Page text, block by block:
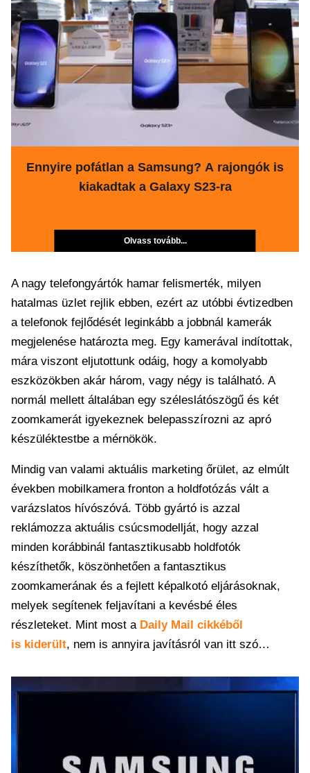
Ennyire pofátlan a Samsung? A rajongók is
kiakadtak a Galaxy S23-ra
Olvass tovább...
A nagy telefongyártók hamar felismerték, milyen
hatalmas üzlet rejlik ebben, ezért az utóbbi évtizedben
a telefonok fejlődését leginkább a jobbnál kamerák
megjelenése határozta meg. Egy kamerával indítottak,
mára viszont eljutottunk odáig, hogy a komolyabb
eszközökben akár három, vagy négy is található. A
normál mellett általában egy széleslátószögű és két
zoomkamerát igyekeznek belepasszírozni az apró
készüléktestbe a mérnökök.
Mindig van valami aktuális marketing őrület, az elmúlt
években mobilkamera fronton a holdfotózás vált a
varázslatos hívószóvá. Több gyártó is azzal
reklámozza aktuális csúcsmodellját, hogy azzal
minden korábbinál fantasztikusabb holdfotók
készíthetők, köszönhetően a fantasztikus
zoomkamerának és a fejlett képalkotó eljárásoknak,
melyek segítenek feljavítani a kevésbé éles
részleteket. Mint most a Daily Mail cikkéből
is kiderült, nem is annyira javításról van itt szó…